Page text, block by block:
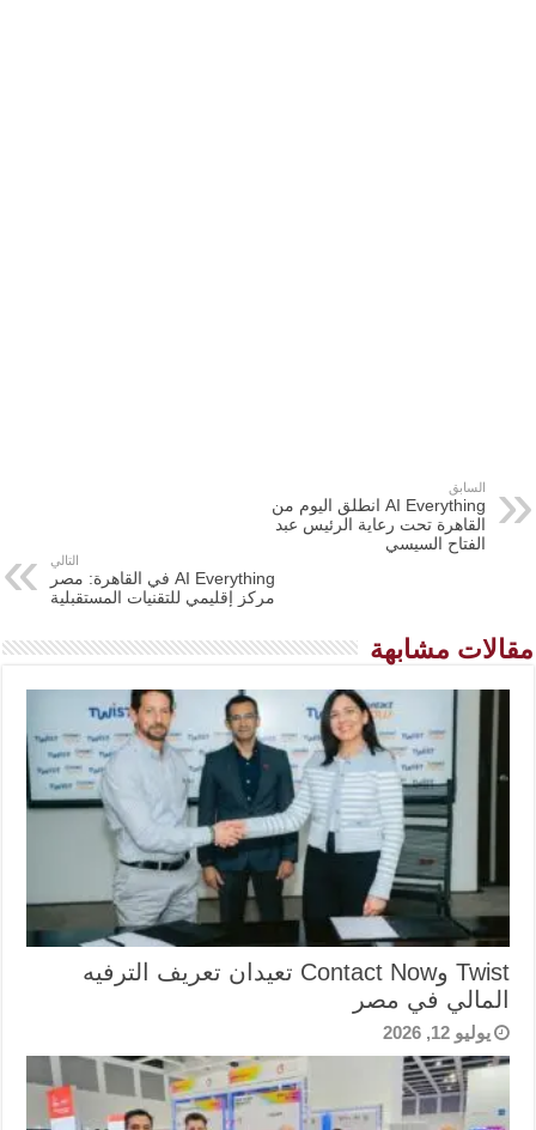
السابق
AI Everything انطلق اليوم من
القاهرة تحت رعاية الرئيس عبد
الفتاح السيسي
التالي
AI Everything في القاهرة: مصر
مركز إقليمي للتقنيات المستقبلية
مقالات مشابهة
Twist وContact Now تعيدان تعريف الترفيه
المالي في مصر
يوليو 12, 2026